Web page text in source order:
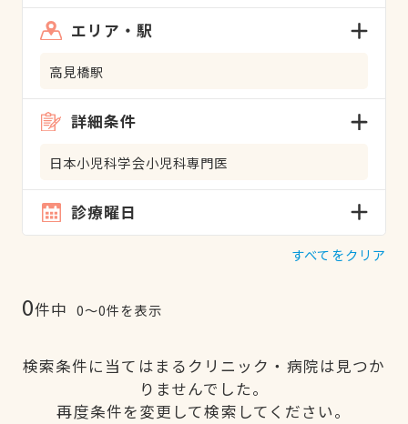
エリア・駅
高見橋駅
詳細条件
日本小児科学会小児科専門医
診療曜日
すべてをクリア
0件中 0〜0件を表示
検索条件に当てはまるクリニック・病院は見つか
りませんでした。
再度条件を変更して検索してください。